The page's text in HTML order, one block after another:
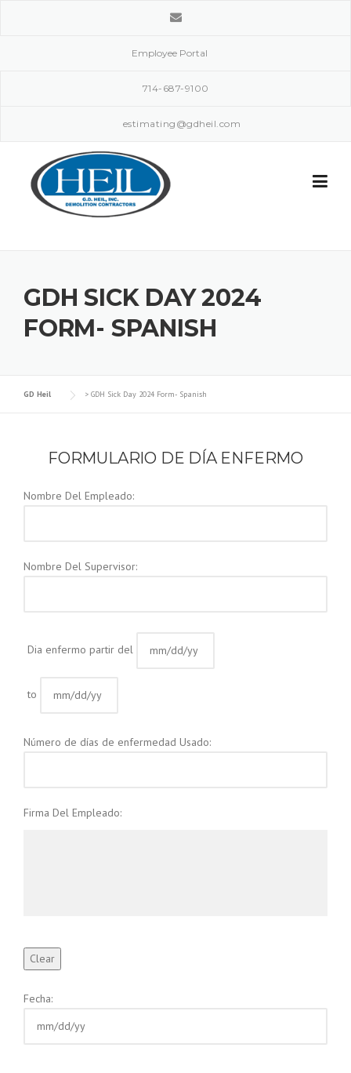
Employee Portal
714-687-9100
estimating@gdheil.com
GDH SICK DAY 2024
FORM- SPANISH
GD Heil > GDH Sick Day 2024 Form- Spanish
FORMULARIO DE DÍA ENFERMO
Nombre Del Empleado:
Nombre Del Supervisor:
Dia enfermo partir del
to
Número de días de enfermedad Usado:
Firma Del Empleado:
Fecha: